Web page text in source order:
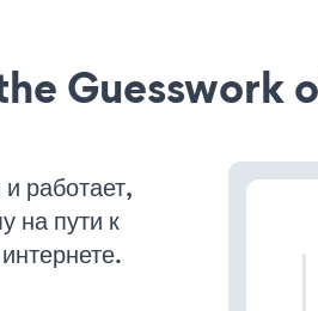
Guesswork
работает,
на пути к